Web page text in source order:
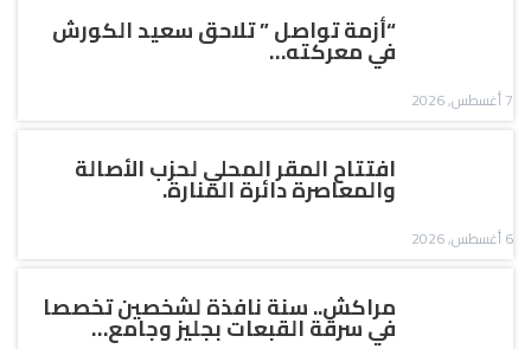
“أزمة تواصل ” تلاحق سعيد الكورش
في معركته…
7 أغسطس, 2026
افتتاح المقر المحلي لحزب الأصالة
والمعاصرة دائرة المنارة.
6 أغسطس, 2026
مراكش.. سنة نافذة لشخصين تخصصا
في سرقة القبعات بجليز وجامع…